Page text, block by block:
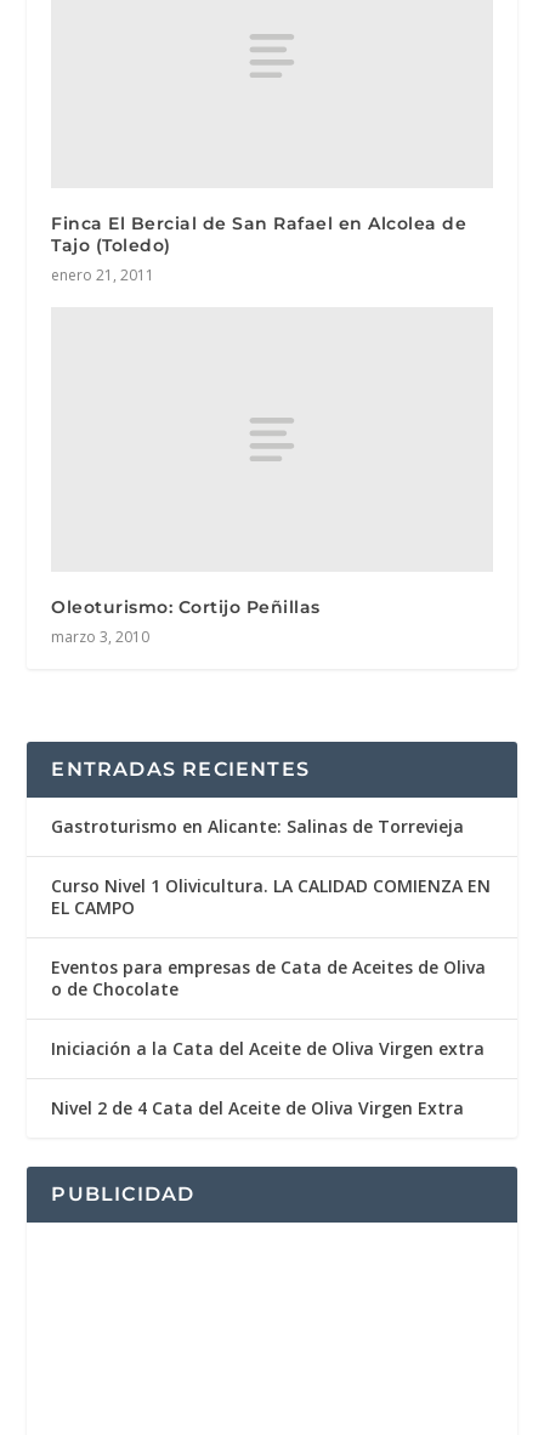
Finca El Bercial de San Rafael en Alcolea de
Tajo (Toledo)
enero 21, 2011
Oleoturismo: Cortijo Peñillas
marzo 3, 2010
ENTRADAS RECIENTES
Gastroturismo en Alicante: Salinas de Torrevieja
Curso Nivel 1 Olivicultura. LA CALIDAD COMIENZA EN
EL CAMPO
Eventos para empresas de Cata de Aceites de Oliva
o de Chocolate
Iniciación a la Cata del Aceite de Oliva Virgen extra
Nivel 2 de 4 Cata del Aceite de Oliva Virgen Extra
PUBLICIDAD